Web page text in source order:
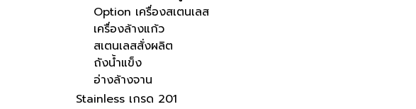
Option เครื่องสเตนเลส
เครื่องล้างแก้ว
สเตนเลสสั่งผลิต
ถังน้ำแข็ง
อ่างล้างจาน
Stainless เกรด 201